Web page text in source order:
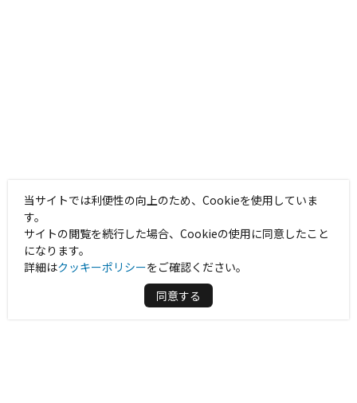
当サイトでは利便性の向上のため、Cookieを使用していま
す。
サイトの閲覧を続行した場合、Cookieの使用に同意したこと
になります。
詳細はクッキーポリシーをご確認ください。
同意する